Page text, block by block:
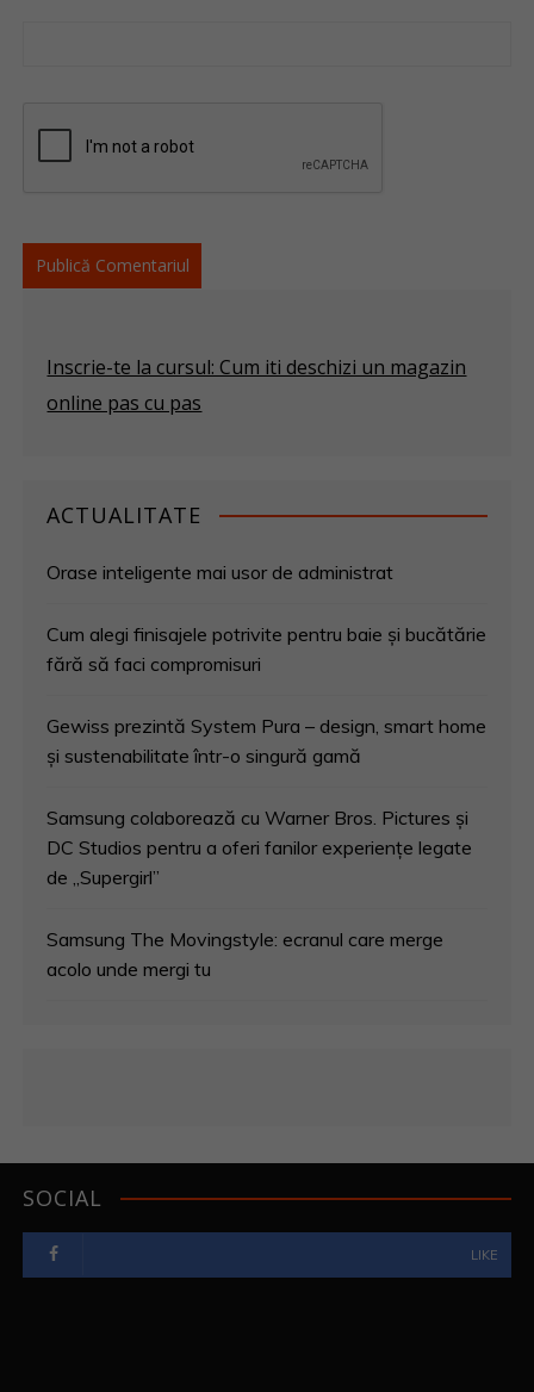
Inscrie-te la cursul: Cum iti deschizi un magazin
online pas cu pas
ACTUALITATE
Orase inteligente mai usor de administrat
Cum alegi finisajele potrivite pentru baie și bucătărie
fără să faci compromisuri
Gewiss prezintă System Pura – design, smart home
și sustenabilitate într-o singură gamă
Samsung colaborează cu Warner Bros. Pictures și
DC Studios pentru a oferi fanilor experiențe legate
de „Supergirl”
Samsung The Movingstyle: ecranul care merge
acolo unde mergi tu
SOCIAL
LIKE